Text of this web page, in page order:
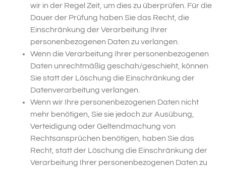
wir in der Regel Zeit, um dies zu überprüfen. Für die
Dauer der Prüfung haben Sie das Recht, die
Einschränkung der Verarbeitung Ihrer
personenbezogenen Daten zu verlangen.
Wenn die Verarbeitung Ihrer personenbezogenen
Daten unrechtmäßig geschah/geschieht, können
Sie statt der Löschung die Einschränkung der
Datenverarbeitung verlangen.
Wenn wir Ihre personenbezogenen Daten nicht
mehr benötigen, Sie sie jedoch zur Ausübung,
Verteidigung oder Geltendmachung von
Rechtsansprüchen benötigen, haben Sie das
Recht, statt der Löschung die Einschränkung der
Verarbeitung Ihrer personenbezogenen Daten zu